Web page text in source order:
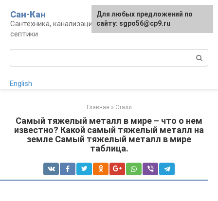
контенту
Сан-Кан
Сантехника, канализация, водопровод,
септики
English
Главная » Стали
Самый тяжелый металл в мире – что о нем
известно? Какой самый тяжелый металл на
земле Самый тяжелый металл в мире
таблица.
Для любых предложений по
сайту: sgpo56@cp9.ru